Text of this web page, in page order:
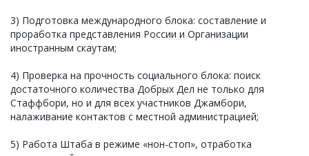
3) Подготовка международного блока: составление и
проработка представления России и Организации
иностранным скаутам;
4) Проверка на прочность социального блока: поиск
достаточного количества Добрых Дел не только для
Стаффбори, но и для всех участников Джамбори,
налаживание контактов с местной администрацией;
5) Работа Штаба в режиме «нон-стоп», отработка